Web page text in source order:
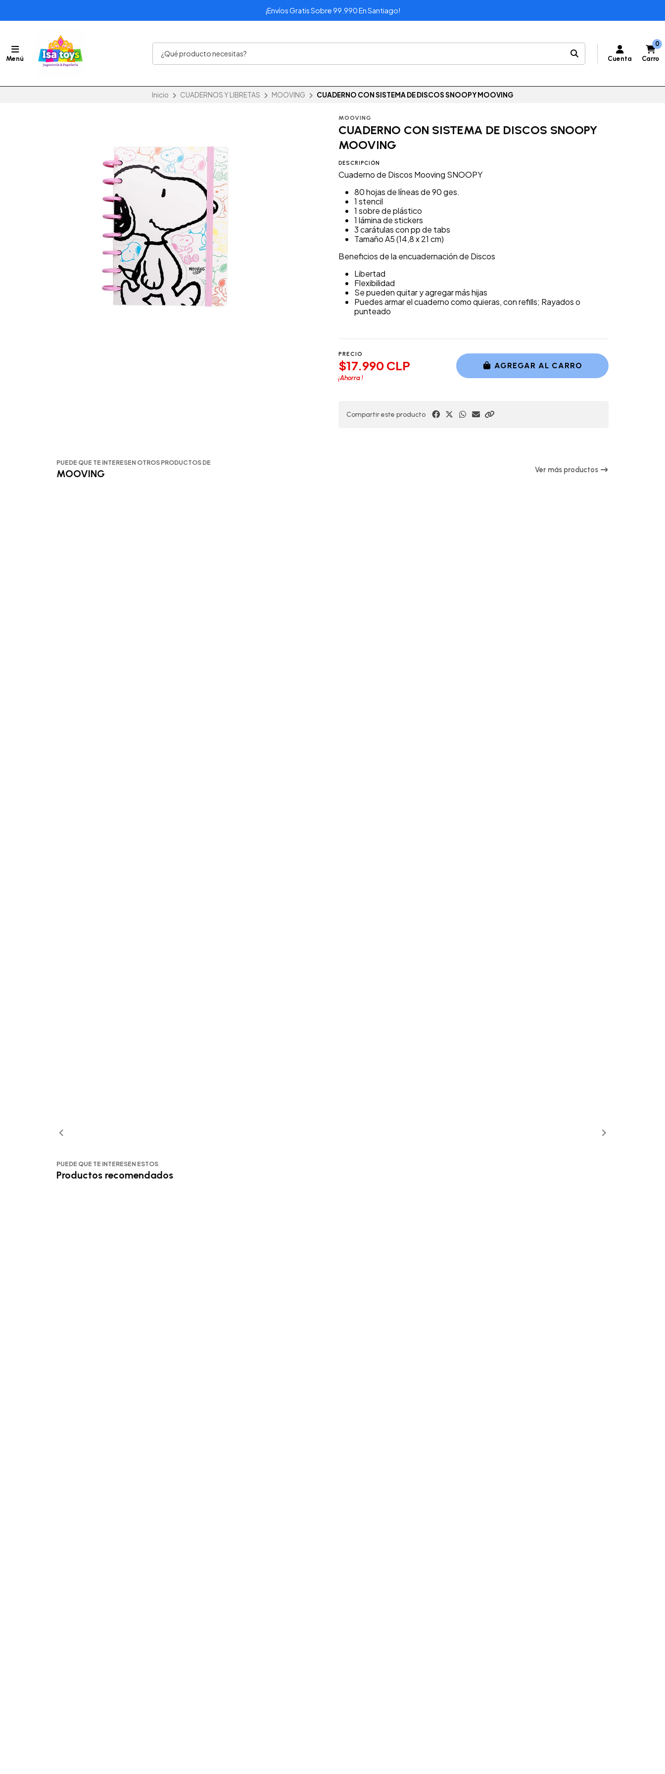
¡Envíos Gratis Sobre 99.990 En Santiago!
Menú Cuenta
0
Carro
Inicio CUADERNOS Y LIBRETAS MOOVING CUADERNO CON SISTEMA DE DISCOS SNOOPY MOOVING
MOOVING
CUADERNO CON SISTEMA DE DISCOS SNOOPY
MOOVING
DESCRIPCIÓN
Cuaderno de Discos Mooving SNOOPY
80 hojas de líneas de 90 ges.
1 stencil
1 sobre de plástico
1 lámina de stickers
3 carátulas con pp de tabs
Tamaño A5 (14,8 x 21 cm)
Beneficios de la encuadernación de Discos
Libertad
Flexibilidad
Se pueden quitar y agregar más hijas
Puedes armar el cuaderno como quieras, con refills; Rayados o
punteado
PRECIO
$17.990 CLP
¡Ahorra!
AGREGAR AL CARRO
Compartir este producto
PUEDE QUE TE INTERESEN OTROS PRODUCTOS DE
MOOVING Ver más productos
PUEDE QUE TE INTERESEN ESTOS
Productos recomendados